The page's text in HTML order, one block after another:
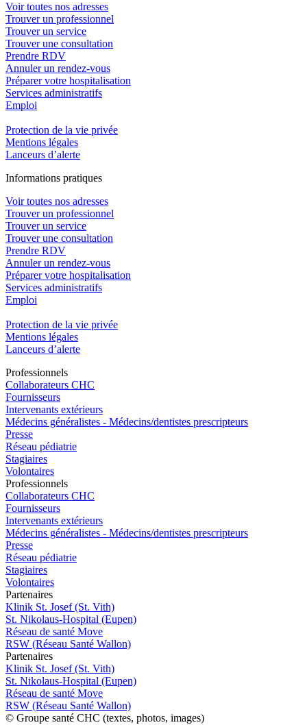
Voir toutes nos adresses
Trouver un professionnel
Trouver un service
Trouver une consultation
Prendre RDV
Annuler un rendez-vous
Préparer votre hospitalisation
Services administratifs
Emploi​
Protection de la vie privée
Mentions légales
Lanceurs d’alerte
Informations pratiques
Voir toutes nos adresses
Trouver un professionnel
Trouver un service
Trouver une consultation
Prendre RDV
Annuler un rendez-vous
Préparer votre hospitalisation
Services administratifs
Emploi​
Protection de la vie privée
Mentions légales
Lanceurs d’alerte
Professionnels
Collaborateurs CHC
Fournisseurs
Intervenants extérieurs
Médecins généralistes - Médecins/dentistes prescripteurs
Presse
Réseau pédiatrie
Stagiaires
Volontaires
Professionnels
Collaborateurs CHC
Fournisseurs
Intervenants extérieurs
Médecins généralistes - Médecins/dentistes prescripteurs
Presse
Réseau pédiatrie
Stagiaires
Volontaires
Partenaires
Klinik St. Josef (St. Vith)
St. Nikolaus-Hospital (Eupen)
Réseau de santé Move
RSW (Réseau Santé Wallon)
Partenaires
Klinik St. Josef (St. Vith)
St. Nikolaus-Hospital (Eupen)
Réseau de santé Move
RSW (Réseau Santé Wallon)
© Groupe santé CHC (textes, photos, images)